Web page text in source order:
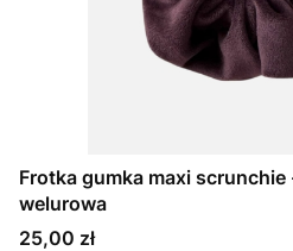
Frotka gumka maxi scrunchie
welurowa
Cena
25,00 zł